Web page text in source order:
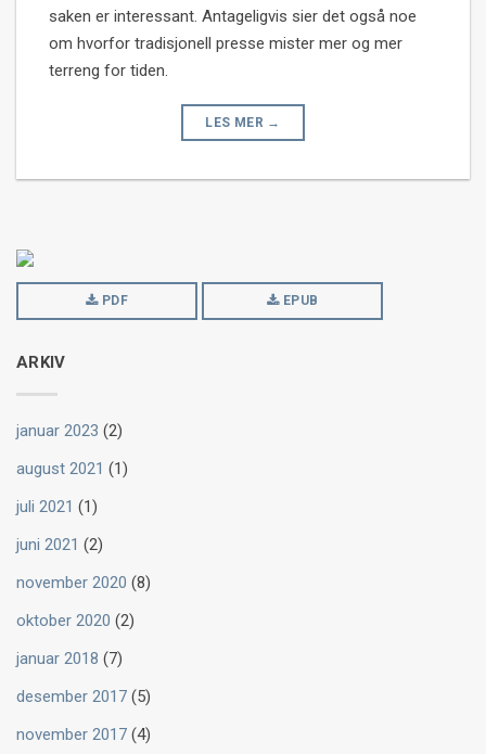
saken er interessant. Antageligvis sier det også noe
om hvorfor tradisjonell presse mister mer og mer
terreng for tiden.
LES MER →
PDF EPUB
ARKIV
januar 2023 (2)
august 2021 (1)
juli 2021 (1)
juni 2021 (2)
november 2020 (8)
oktober 2020 (2)
januar 2018 (7)
desember 2017 (5)
november 2017 (4)